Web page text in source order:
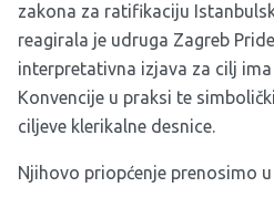
zakona za ratifikaciju
reagirala je udruga Zagreb
interpretativna izjava za cilj
Konvencije u praksi te
ciljeve klerikalne desnice.
Njihovo priopćenje prenosimo